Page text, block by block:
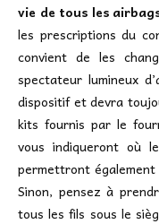
vie de tous les
les prescriptions du
convient de les
spectateur lumineux
dispositif et devra
kits fournis par le
vous indiqueront où
permettront également
Sinon, pensez à
tous les fils sous le